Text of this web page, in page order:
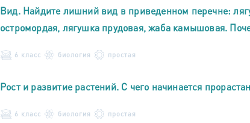
Вид. Найдите лишний вид в приведенном перечне:
остромордая, лягушка прудовая, жаба камышовая.
6 класс биология простая
Рост и развитие растений. С чего начинается
6 класс биология простая